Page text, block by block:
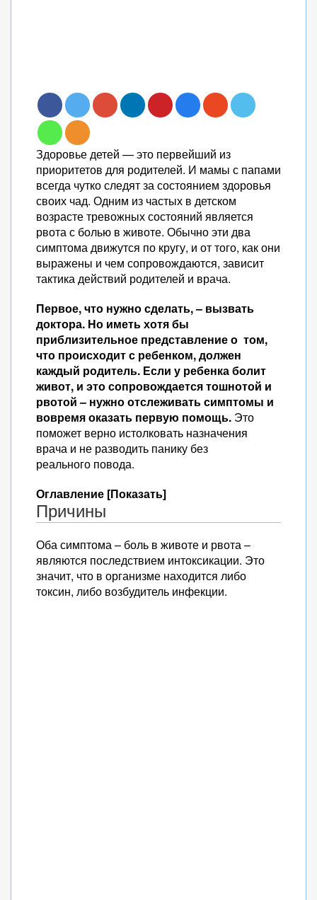
Здоровье детей — это первейший из
приоритетов для родителей. И мамы с папами
всегда чутко следят за состоянием здоровья
своих чад. Одним из частых в детском
возрасте тревожных состояний является
рвота с болью в животе. Обычно эти два
симптома движутся по кругу, и от того, как они
выражены и чем сопровождаются, зависит
тактика действий родителей и врача.
Первое, что нужно сделать, – вызвать
доктора. Но иметь хотя бы
приблизительное представление о том,
что происходит с ребенком, должен
каждый родитель. Если у ребенка болит
живот, и это сопровождается тошнотой и
рвотой – нужно отслеживать симптомы и
вовремя оказать первую помощь. Это
поможет верно истолковать назначения
врача и не разводить панику без
реального повода.
Оглавление [Показать]
Причины
Оба симптома – боль в животе и рвота –
являются последствием интоксикации. Это
значит, что в организме находится либо
токсин, либо возбудитель инфекции.